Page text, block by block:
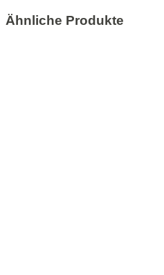
Ähnliche Produkte